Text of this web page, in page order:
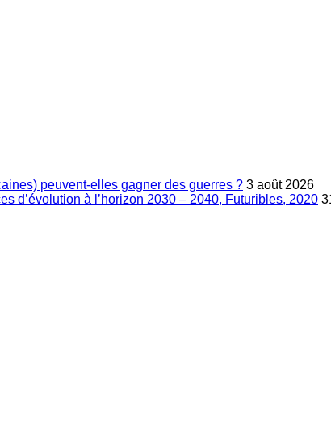
peuvent-elles gagner des guerres ? 3 août 2026
d’évolution à l’horizon 2030 – 2040, Futuribles, 2020